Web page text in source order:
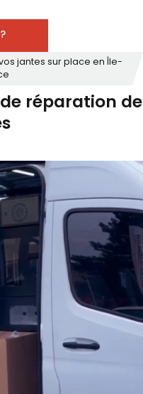
de réparation de
jantes sur place en Île-